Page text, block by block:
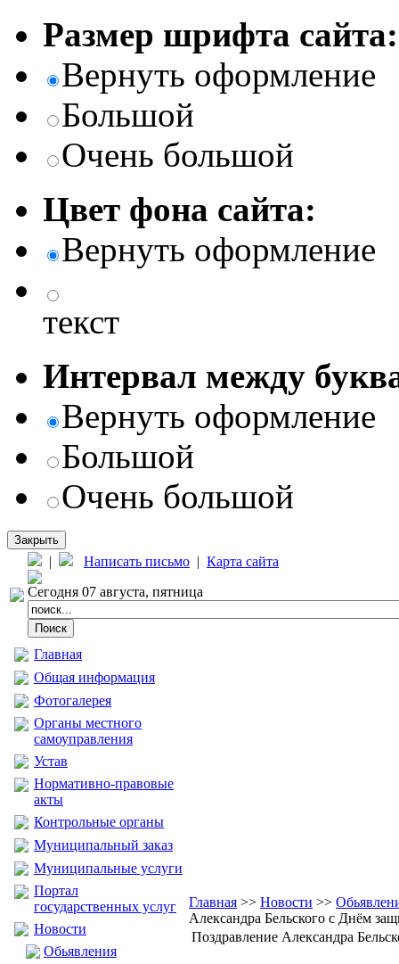
Размер шрифта сайта:
Вернуть оформление
Большой
Очень большой
Цвет фона сайта:
Вернуть оформление
текст
Интервал между
Вернуть оформление
Большой
Очень большой
Закрыть
| Написать письмо | Карта сайта
Сегодня 07 августа, пятница
Главная
Общая информация
Фотогалерея
Органы местного
самоуправления
Устав
Нормативно-правовые
акты
Контрольные органы
Муниципальный заказ
Муниципальные услуги
Портал
государственных услуг
Новости
Обьявления
Главная >> Новости >>
Александра Бельского с Днём
Поздравление Александра